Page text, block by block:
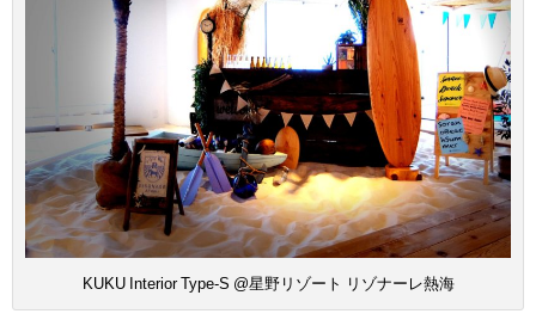
KUKU Interior Type-S @星野リゾート リゾナーレ熱海